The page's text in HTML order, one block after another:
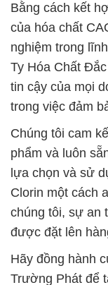
Bằng cách kết
của hóa chất
nghiệm trong
Ty Hóa Chất
tin cậy của mọi
trong việc đảm
Chúng tôi cam
phẩm và luôn
lựa chọn và sử
Clorin một cách
chúng tôi, sự an
được đặt lên
Hãy đồng hành
Trường Phát để